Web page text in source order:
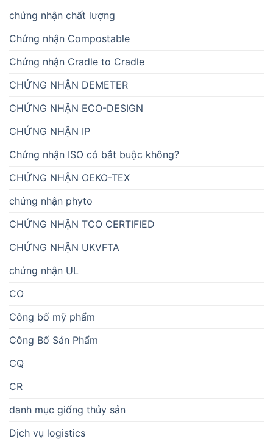
chứng nhận chất lượng
Chứng nhận Compostable
Chứng nhận Cradle to Cradle
CHỨNG NHẬN DEMETER
CHỨNG NHẬN ECO-DESIGN
CHỨNG NHẬN IP
Chứng nhận ISO có bắt buộc không?
CHỨNG NHẬN OEKO-TEX
chứng nhận phyto
CHỨNG NHẬN TCO CERTIFIED
CHỨNG NHẬN UKVFTA
chứng nhận UL
CO
Công bố mỹ phẩm
Công Bố Sản Phẩm
CQ
CR
danh mục giống thủy sản
Dịch vụ logistics